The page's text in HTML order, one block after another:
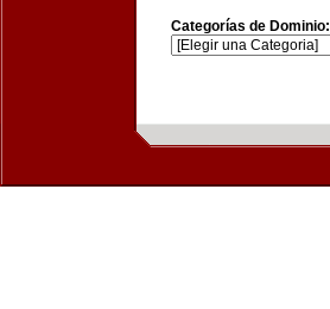
Categorías de Dominio: